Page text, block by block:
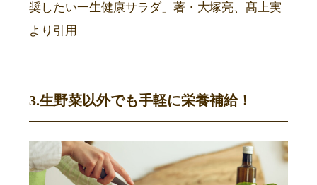
奨したい一生健康サラダ」著・大塚亮、髙上実
より引用
3.生野菜以外でも手軽に栄養補給！